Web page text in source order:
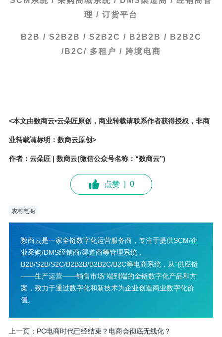
理 / 订货平台
B2B / S2B2B / S2B2C / B2B2B / B2B2C
/B2C/ 多租户 / 跨境电商
<本文由数商云•云朵匠原创，商业转载请联系作者获得授权，非商
业转载请标明：数商云原创>
作者：云朵匠 | 数商云(微信公众号名称：“数商云”)
点赞 0
农村电商
数商云是一家全链数字化运营服务商，专注于提供SCM/企
业采购/DMS经销商/渠道商等管理系统，
B2B/S2B/S2C/B2B2B/B2B2C/B2C等电商系统，从“供应链
——生产运营——销售市场”端到端的全链数字化产品和方
案，致力于通过数字化和新技术为企业创造商业数字化价
值。
上一页： PC电商时代已经结束？电商会彻底无线化？